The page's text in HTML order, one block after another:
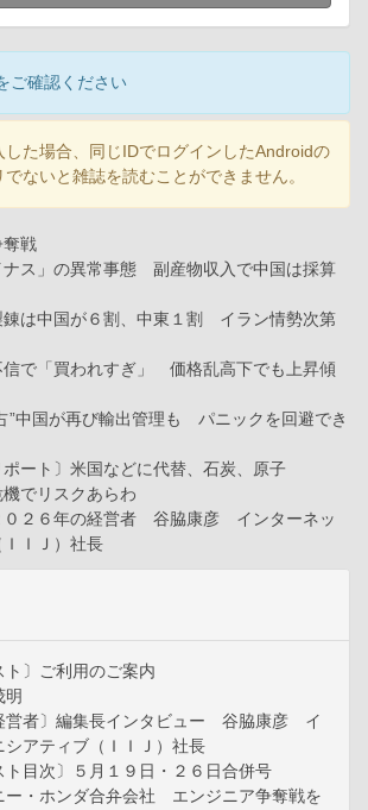
ご確認ください
た場合、同じIDでログインしたAndroidの
ないと雑誌を読むことができません。
戦
ス」の異常事態 副産物収入で中国は採算
は中国が６割、中東１割 イラン情勢次第
で「買われすぎ」 価格乱高下でも上昇傾
”中国が再び輸出管理も パニックを回避でき
ポート〕米国などに代替、石炭、原子
でリスクあらわ
０２６年の経営者 谷脇康彦 インターネッ
ＩＩＪ）社長
ト〕ご利用のご案内
明
営者〕編集長インタビュー 谷脇康彦 イ
シアティブ（ＩＩＪ）社長
ト目次〕５月１９日・２６日合併号
ー・ホンダ合弁会社 エンジニア争奪戦を